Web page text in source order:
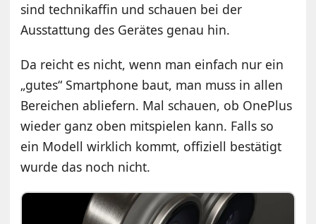
sind technikaffin und schauen bei der
Ausstattung des Gerätes genau hin.
Da reicht es nicht, wenn man einfach nur ein
„gutes“ Smartphone baut, man muss in allen
Bereichen abliefern. Mal schauen, ob OnePlus
wieder ganz oben mitspielen kann. Falls so
ein Modell wirklich kommt, offiziell bestätigt
wurde das noch nicht.